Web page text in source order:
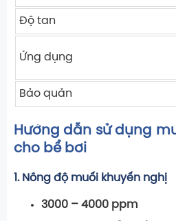
Độ tan
Ứng dụng
Bảo quản
Hướng dẫn sử dụng
cho bể bơi
1. Nồng độ muối khuyến nghị
3000 – 4000 ppm